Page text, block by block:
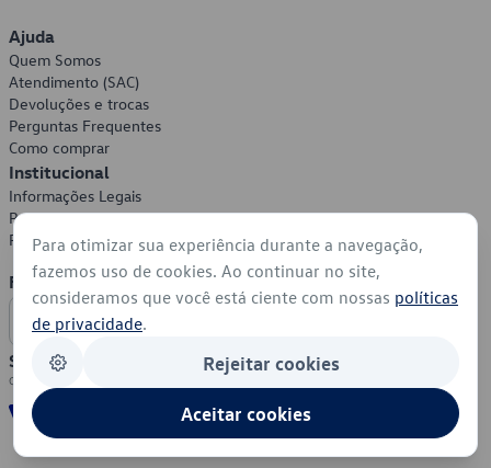
Ajuda
Quem Somos
Atendimento (SAC)
Devoluções e trocas
Perguntas Frequentes
Como comprar
Institucional
Informações Legais
Política de Privacidade
Política de Cookies
Formas de Pagamento
Segurança
Para otimizar sua experiência durante a navegação,
fazemos uso de cookies. Ao continuar no site,
consideramos que você está ciente com nossas políticas
de privacidade.
Rejeitar cookies
Aceitar cookies